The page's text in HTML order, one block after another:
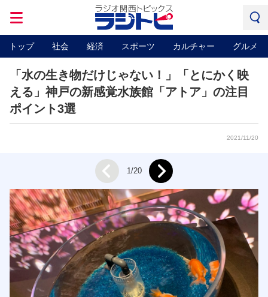
トップ 社会 経済 スポーツ カルチャー グルメ
「水の生き物だけじゃない！」「とにかく映
える」神戸の新感覚水族館「アトア」の注目
ポイント3選
2021/11/20
1/20